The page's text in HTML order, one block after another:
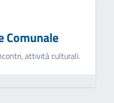
Comunale
attività culturali.